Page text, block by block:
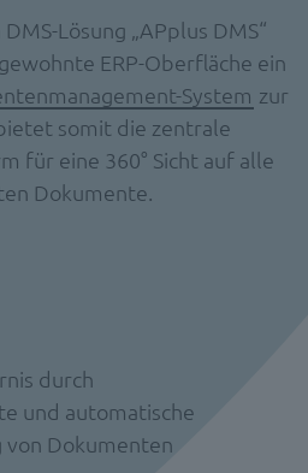
Lösung „APplus DMS“
ERP-Oberfläche ein
System zur
somit die zentrale
für eine 360° Sicht auf alle
Dokumente.
durch
und automatische
von Dokumenten